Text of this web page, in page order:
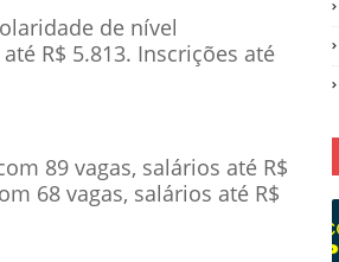
de nível
R$ 5.813. Inscrições até
89 vagas, salários até R$
68 vagas, salários até R$